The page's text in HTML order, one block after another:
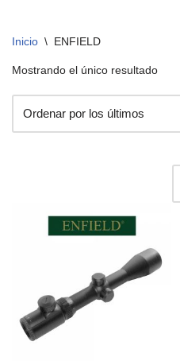
Inicio \ ENFIELD
Mostrando el único resultado